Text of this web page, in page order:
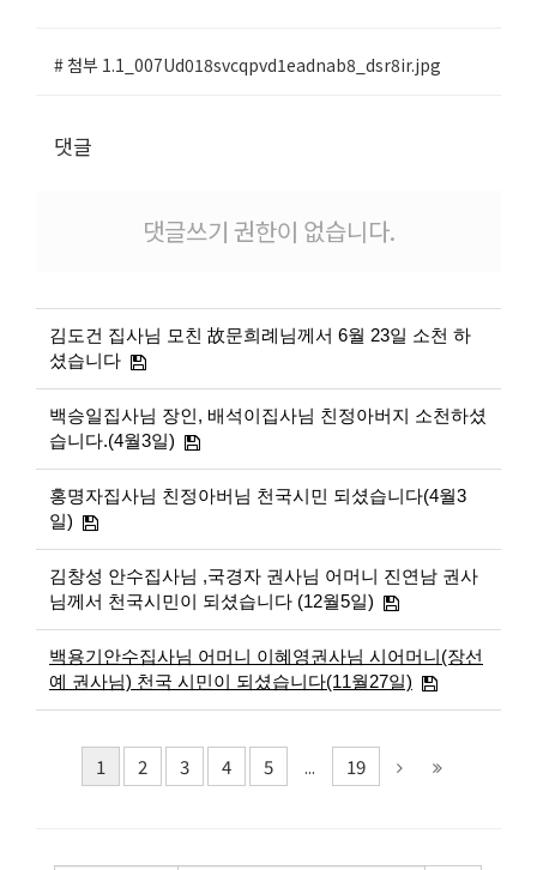
# 첨부 1.1_007Ud018svcqpvd1eadnab8_dsr8ir.jpg
댓글
댓글쓰기 권한이 없습니다.
김도건 집사님 모친 故문희례님께서 6월 23일 소천 하
셨습니다
백승일집사님 장인, 배석이집사님 친정아버지 소천하셨
습니다.(4월3일)
홍명자집사님 친정아버님 천국시민 되셨습니다(4월3
일)
김창성 안수집사님 ,국경자 권사님 어머니 진연남 권사
님께서 천국시민이 되셨습니다 (12월5일)
백용기안수집사님 어머니 이혜영권사님 시어머니(장선
예 권사님) 천국 시민이 되셨습니다(11월27일)
1 2 3 4 5 ... 19